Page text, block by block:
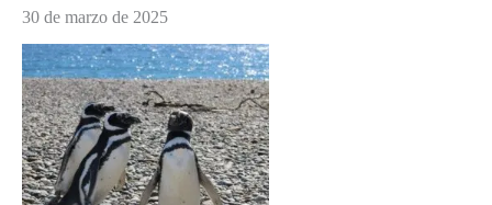
30 de marzo de 2025